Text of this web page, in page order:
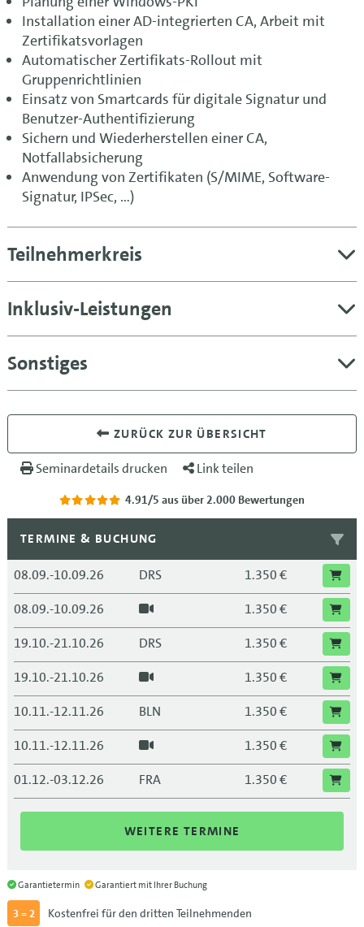
Installation einer AD-integrierten CA, Arbeit mit
Zertifikatsvorlagen
Automatischer Zertifikats-Rollout mit
Gruppenrichtlinien
Einsatz von Smartcards für digitale Signatur und
Benutzer-Authentifizierung
Sichern und Wiederherstellen einer CA,
Notfallabsicherung
Anwendung von Zertifikaten (S/MIME, Software-
Signatur, IPSec, …)
Teilnehmerkreis
Inklusiv-Leistungen
Sonstiges
ZURÜCK ZUR ÜBERSICHT
Seminardetails drucken Link teilen
4.91/5 aus über 2.000 Bewertungen
TERMINE & BUCHUNG
08.09.-10.09.26 DRS
1.350 €
08.09.-10.09.26
1.350 €
19.10.-21.10.26
DRS
1.350 €
19.10.-21.10.26
1.350 €
10.11.-12.11.26
BLN
1.350 €
10.11.-12.11.26
1.350 €
01.12.-03.12.26
FRA
1.350 €
01.12.-03.12.26
1.350 €
21.12.-23.12.26
DRS
1.350 €
21.12.-23.12.26
WEITERE TERMINE
Garantietermin Garantiert mit Ihrer Buchung
3 = 2 Kostenfrei für den dritten Teilnehmenden